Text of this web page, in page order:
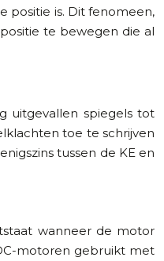
positie is. Dit fenomeen,
te bewegen die al
uitgevallen spiegels tot
toe te schrijven
tussen de KE en
wanneer de motor
motoren gebruikt met